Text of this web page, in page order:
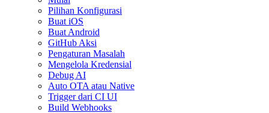
Pilihan Konfigurasi
Buat iOS
Buat Android
GitHub Aksi
Pengaturan Masalah
Mengelola Kredensial
Debug AI
Auto OTA atau Native
Trigger dari CI UI
Build Webhooks